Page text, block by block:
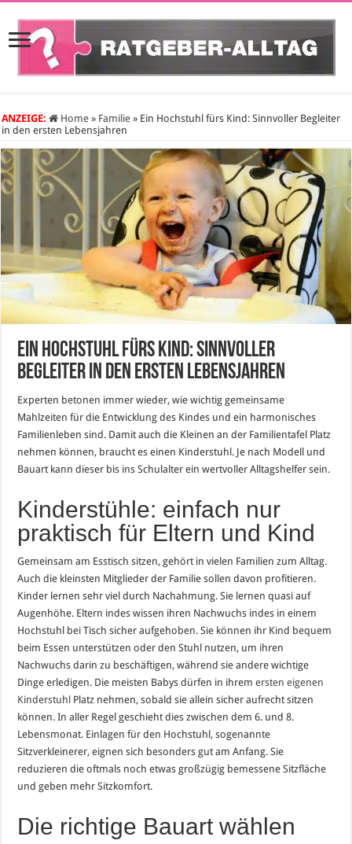
ANZEIGE: Home » Familie » Ein Hochstuhl fürs Kind: Sinnvoller Begleiter
in den ersten Lebensjahren
Ein Hochstuhl fürs Kind: Sinnvoller
Begleiter in den ersten Lebensjahren
Experten betonen immer wieder, wie wichtig gemeinsame
Mahlzeiten für die Entwicklung des Kindes und ein harmonisches
Familienleben sind. Damit auch die Kleinen an der Familientafel Platz
nehmen können, braucht es einen Kinderstuhl. Je nach Modell und
Bauart kann dieser bis ins Schulalter ein wertvoller Alltagshelfer sein.
Kinderstühle: einfach nur
praktisch für Eltern und Kind
Gemeinsam am Esstisch sitzen, gehört in vielen Familien zum Alltag.
Auch die kleinsten Mitglieder der Familie sollen davon profitieren.
Kinder lernen sehr viel durch Nachahmung. Sie lernen quasi auf
Augenhöhe. Eltern indes wissen ihren Nachwuchs indes in einem
Hochstuhl bei Tisch sicher aufgehoben. Sie können ihr Kind bequem
beim Essen unterstützen oder den Stuhl nutzen, um ihren
Nachwuchs darin zu beschäftigen, während sie andere wichtige
Dinge erledigen. Die meisten Babys dürfen in ihremersten eigenen
Kinderstuhl Platz nehmen, sobald sie allein sicher aufrecht sitzen
können. In aller Regel geschieht dies zwischen dem 6. und 8.
Lebensmonat. Einlagen für den Hochstuhl, sogenannte
Sitzverkleinerer, eignen sich besonders gut am Anfang. Sie
reduzieren die oftmals noch etwas großzügig bemessene Sitzfläche
und geben mehr Sitzkomfort.
Die richtige Bauart wählen